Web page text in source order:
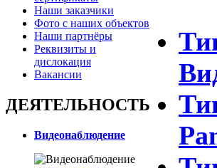
Наши заказчики
Фото с наших объектов
Наши партнёры
Реквизиты и
дислокация
Вакансии
ДЕЯТЕЛЬНОСТЬ
Видеонаблюдение